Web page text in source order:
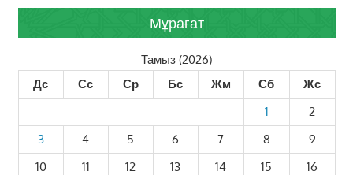
Мұрағат
Тамыз (2026)
Дс
Сс Ср Бс Жм Сб
Жс
1
2
3
4 5 6 7 8
9
10
11 12 13 14 15
16